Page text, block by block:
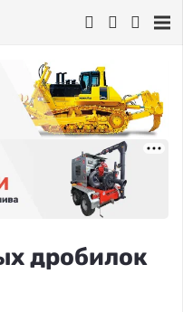
дробилок